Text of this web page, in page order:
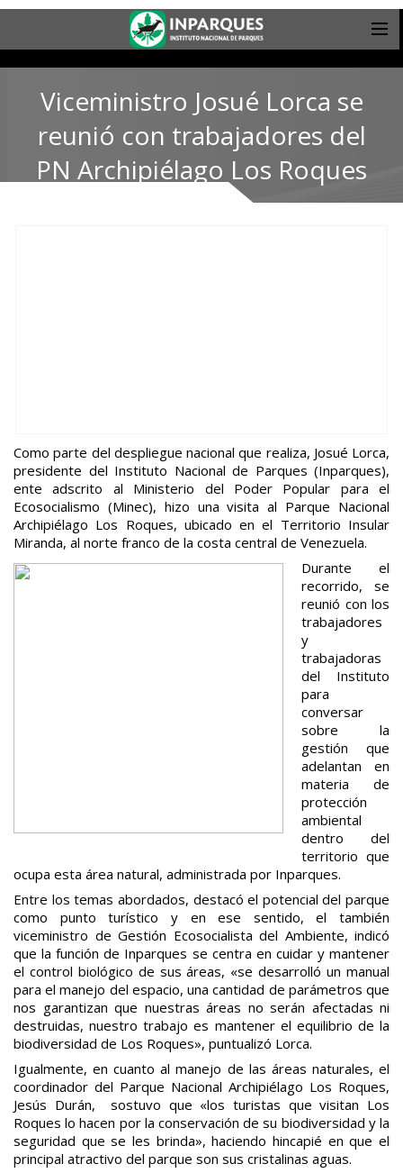
Viceministro Josué Lorca se
reunió con trabajadores del
PN Archipiélago Los Roques
Como parte del despliegue nacional que realiza, Josué Lorca,
presidente del Instituto Nacional de Parques (Inparques),
ente adscrito al Ministerio del Poder Popular para el
Ecosocialismo (Minec), hizo una visita al Parque Nacional
Archipiélago Los Roques, ubicado en el Territorio Insular
Miranda, al norte franco de la costa central de Venezuela.
Durante el
recorrido, se
reunió con los
trabajadores
y
trabajadoras
del Instituto
para
conversar
sobre la
gestión que
adelantan en
materia de
protección
ambiental
dentro del
territorio que
ocupa esta área natural, administrada por Inparques.
Entre los temas abordados, destacó el potencial del parque
como punto turístico y en ese sentido, el también
viceministro de Gestión Ecosocialista del Ambiente, indicó
que la función de Inparques se centra en cuidar y mantener
el control biológico de sus áreas, «se desarrolló un manual
para el manejo del espacio, una cantidad de parámetros que
nos garantizan que nuestras áreas no serán afectadas ni
destruidas, nuestro trabajo es mantener el equilibrio de la
biodiversidad de Los Roques», puntualizó Lorca.
Igualmente, en cuanto al manejo de las áreas naturales, el
coordinador del Parque Nacional Archipiélago Los Roques,
Jesús Durán, sostuvo que «los turistas que visitan Los
Roques lo hacen por la conservación de su biodiversidad y la
seguridad que se les brinda», haciendo hincapié en que el
principal atractivo del parque son sus cristalinas aguas.